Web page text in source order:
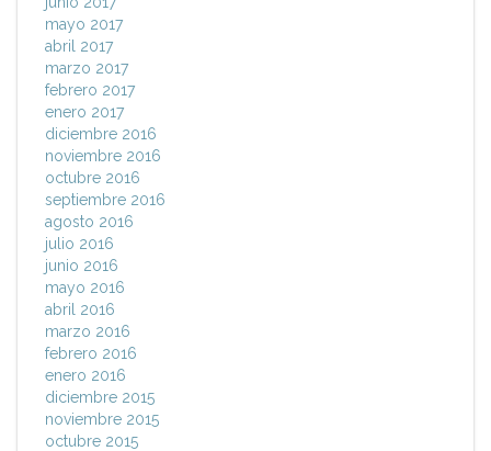
mayo 2017
abril 2017
marzo 2017
febrero 2017
enero 2017
diciembre 2016
noviembre 2016
octubre 2016
septiembre 2016
agosto 2016
julio 2016
junio 2016
mayo 2016
abril 2016
marzo 2016
febrero 2016
enero 2016
diciembre 2015
noviembre 2015
octubre 2015